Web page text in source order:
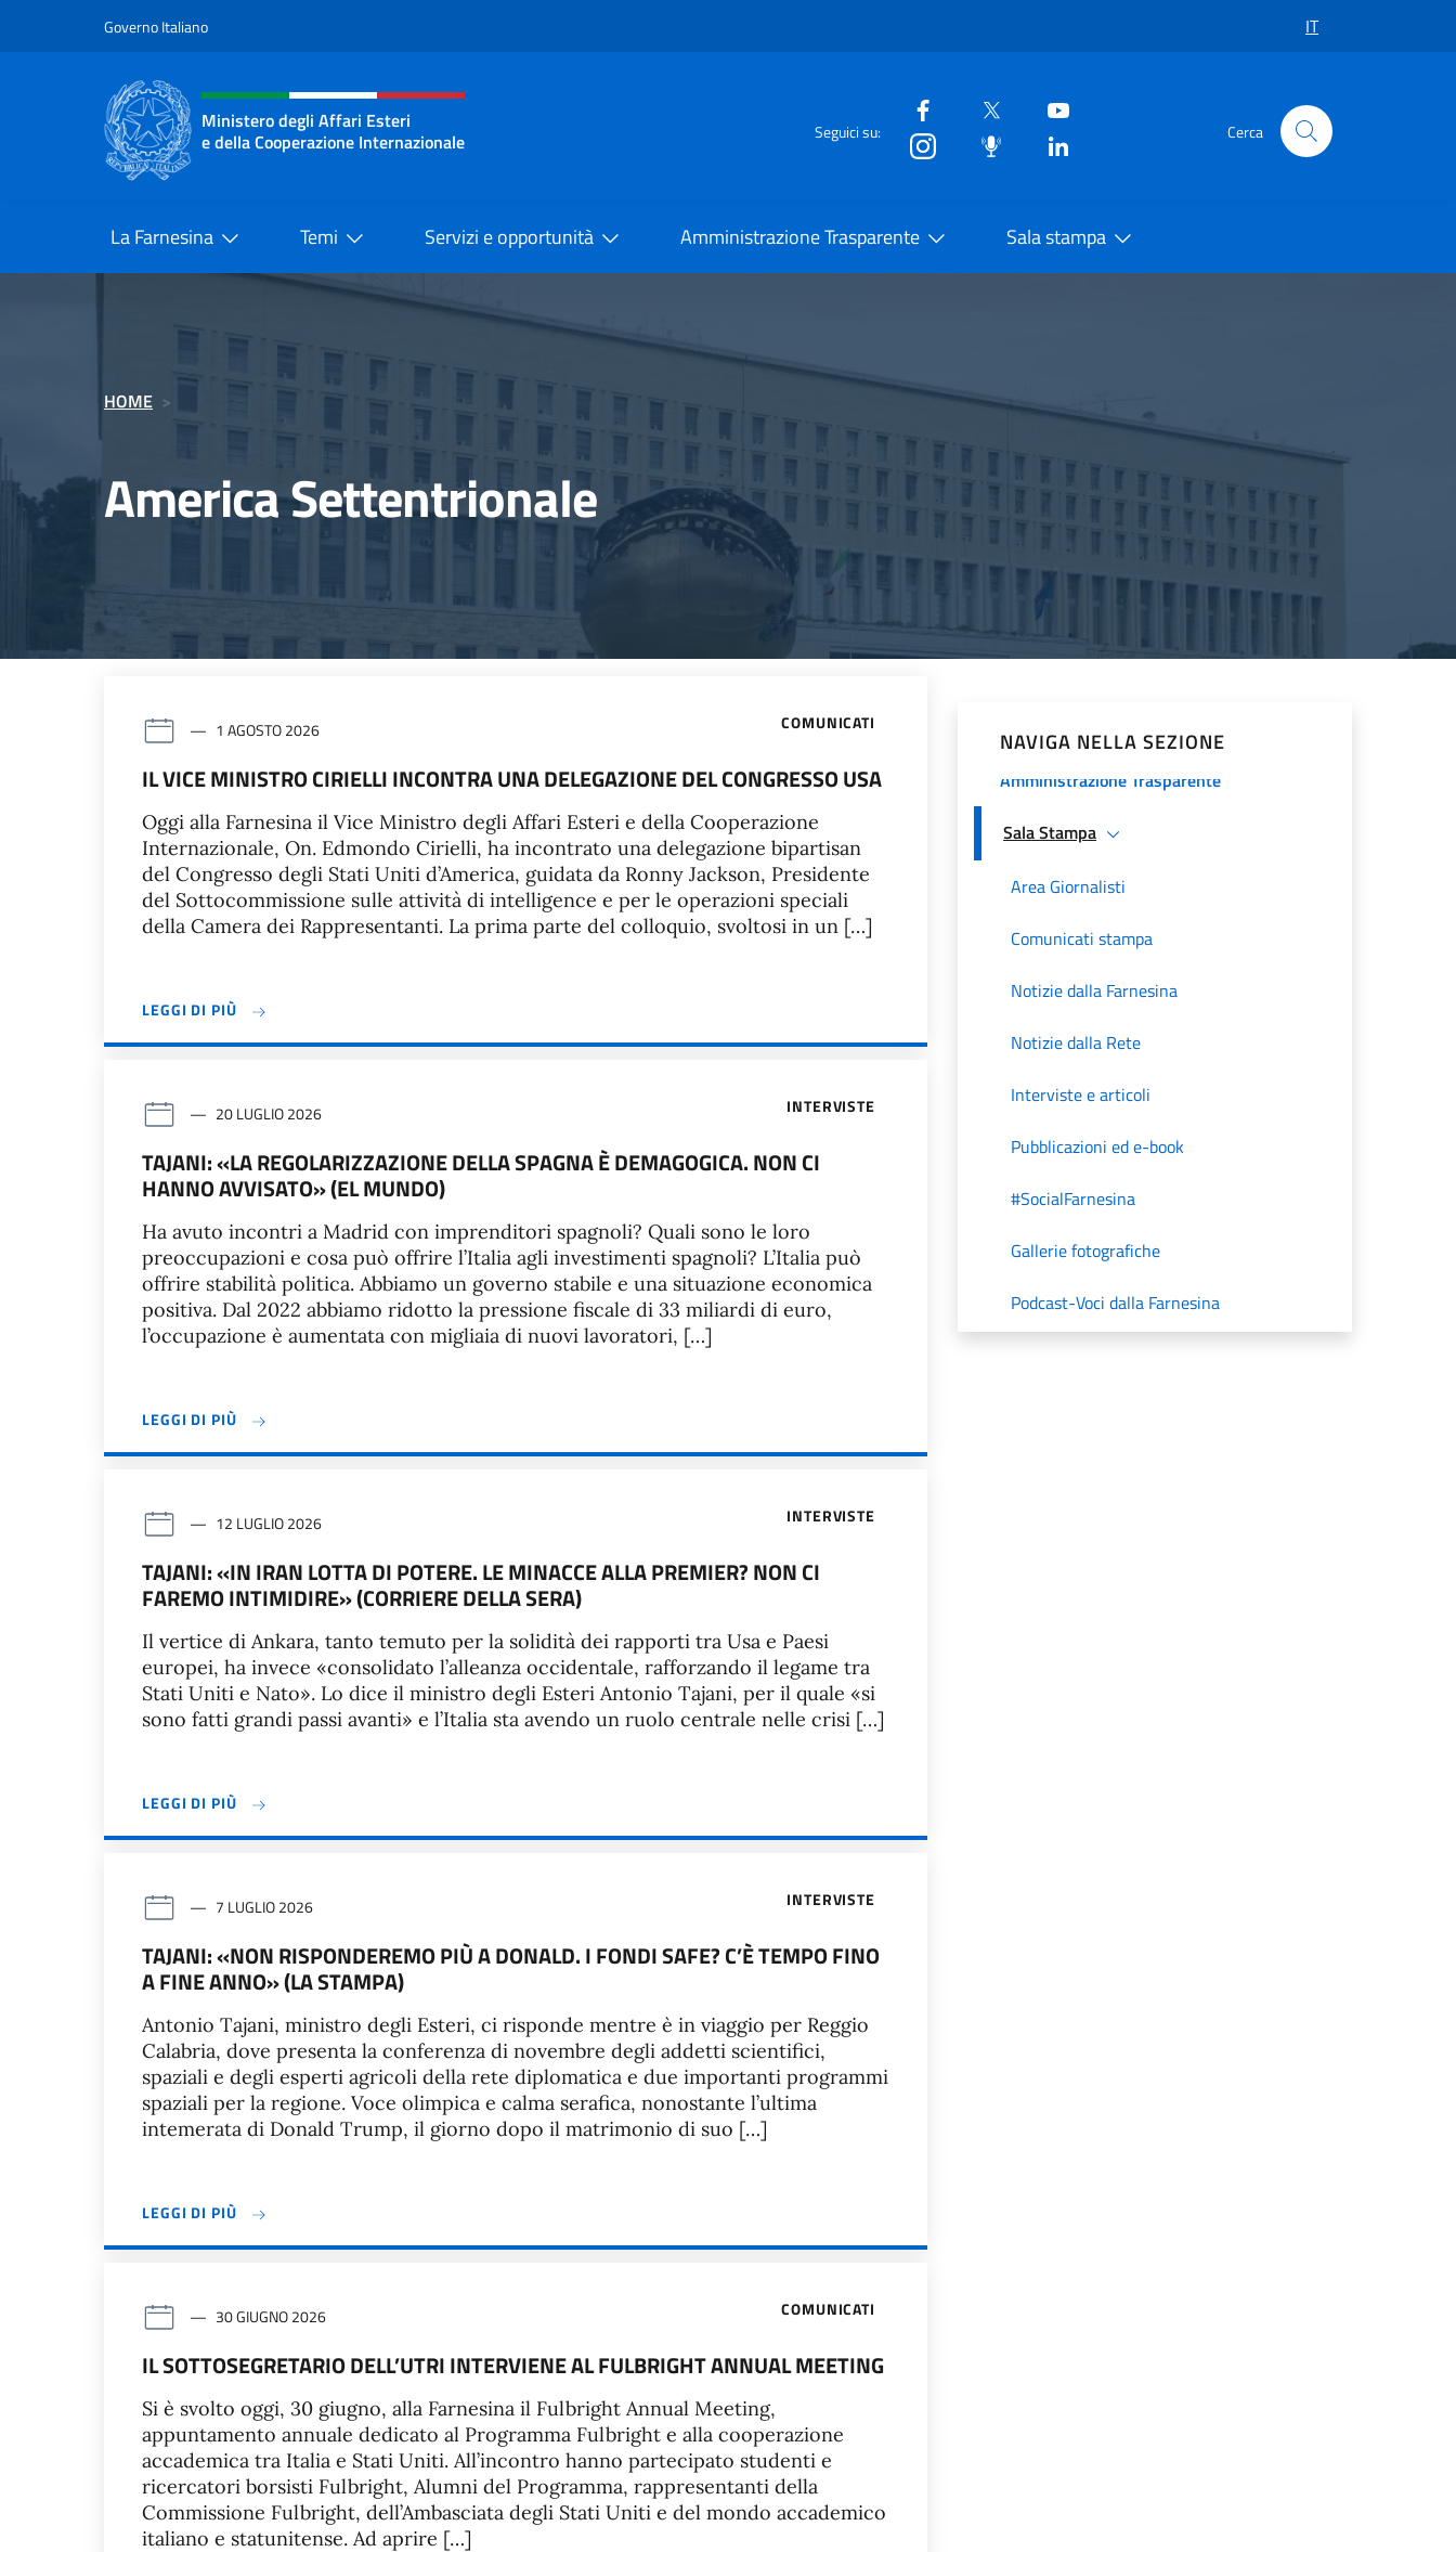
Governo Italiano IT
Intestazione sito, social e menù
Ministero degli Affari Esteri
e della Cooperazione Internazionale
Seguici su: Cerca
La Farnesina Temi Servizi e opportunità Amministrazione Trasparente Sala stampa
HOME >
America Settentrionale
COMUNICATI
1 AGOSTO 2026
IL VICE MINISTRO CIRIELLI INCONTRA UNA DELEGAZIONE DEL CONGRESSO USA
Oggi alla Farnesina il Vice Ministro degli Affari Esteri e della Cooperazione
Internazionale, On. Edmondo Cirielli, ha incontrato una delegazione bipartisan
del Congresso degli Stati Uniti d’America, guidata da Ronny Jackson, Presidente
del Sottocommissione sulle attività di intelligence e per le operazioni speciali
della Camera dei Rappresentanti. La prima parte del colloquio, svoltosi in un […]
LEGGI DI PIÙ
INTERVISTE
20 LUGLIO 2026
TAJANI: «LA REGOLARIZZAZIONE DELLA SPAGNA È DEMAGOGICA. NON CI
HANNO AVVISATO» (EL MUNDO)
Ha avuto incontri a Madrid con imprenditori spagnoli? Quali sono le loro
preoccupazioni e cosa può offrire l’Italia agli investimenti spagnoli? L’Italia può
offrire stabilità politica. Abbiamo un governo stabile e una situazione economica
positiva. Dal 2022 abbiamo ridotto la pressione fiscale di 33 miliardi di euro,
l’occupazione è aumentata con migliaia di nuovi lavoratori, […]
LEGGI DI PIÙ
INTERVISTE
12 LUGLIO 2026
TAJANI: «IN IRAN LOTTA DI POTERE. LE MINACCE ALLA PREMIER? NON CI
FAREMO INTIMIDIRE» (CORRIERE DELLA SERA)
Il vertice di Ankara, tanto temuto per la solidità dei rapporti tra Usa e Paesi
europei, ha invece «consolidato l’alleanza occidentale, rafforzando il legame tra
Stati Uniti e Nato». Lo dice il ministro degli Esteri Antonio Tajani, per il quale «si
sono fatti grandi passi avanti» e l’Italia sta avendo un ruolo centrale nelle crisi […]
LEGGI DI PIÙ
INTERVISTE
7 LUGLIO 2026
TAJANI: «NON RISPONDEREMO PIÙ A DONALD. I FONDI SAFE? C’È TEMPO FINO
A FINE ANNO» (LA STAMPA)
Antonio Tajani, ministro degli Esteri, ci risponde mentre è in viaggio per Reggio
Calabria, dove presenta la conferenza di novembre degli addetti scientifici,
spaziali e degli esperti agricoli della rete diplomatica e due importanti programmi
spaziali per la regione. Voce olimpica e calma serafica, nonostante l’ultima
intemerata di Donald Trump, il giorno dopo il matrimonio di suo […]
LEGGI DI PIÙ
COMUNICATI
30 GIUGNO 2026
IL SOTTOSEGRETARIO DELL’UTRI INTERVIENE AL FULBRIGHT ANNUAL MEETING
Si è svolto oggi, 30 giugno, alla Farnesina il Fulbright Annual Meeting,
appuntamento annuale dedicato al Programma Fulbright e alla cooperazione
accademica tra Italia e Stati Uniti. All’incontro hanno partecipato studenti e
ricercatori borsisti Fulbright, Alumni del Programma, rappresentanti della
Commissione Fulbright, dell’Ambasciata degli Stati Uniti e del mondo accademico
italiano e statunitense. Ad aprire […]
NAVIGA NELLA SEZIONE
Procedura comparativa pubblica
Minoranze Cristiane 2026
La Farnesina
Amministrazione Trasparente
Sala Stampa
Area Giornalisti
Comunicati stampa
Notizie dalla Farnesina
Notizie dalla Rete
Interviste e articoli
Pubblicazioni ed e-book
#SocialFarnesina
Gallerie fotografiche
Podcast-Voci dalla Farnesina